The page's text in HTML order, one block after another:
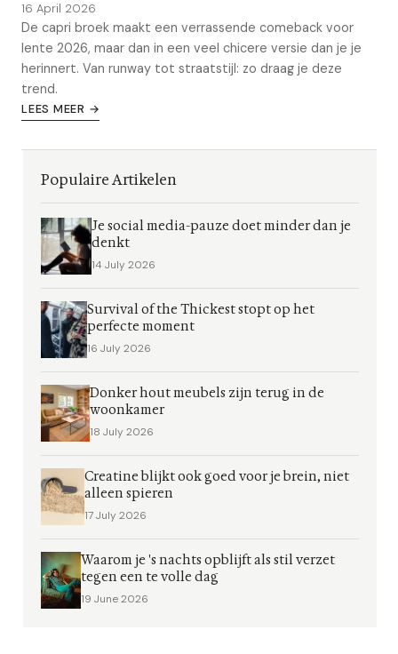
16 April 2026
De capri broek maakt een verrassende comeback voor
lente 2026, maar dan in een veel chicere versie dan je je
herinnert. Van runway tot straatstijl: zo draag je deze
trend.
LEES MEER →
Populaire Artikelen
Je social media-pauze doet minder dan je
denkt
14 July 2026
Survival of the Thickest stopt op het
perfecte moment
16 July 2026
Donker hout meubels zijn terug in de
woonkamer
18 July 2026
Creatine blijkt ook goed voor je brein, niet
alleen spieren
17 July 2026
Waarom je 's nachts opblijft als stil verzet
tegen een te volle dag
19 June 2026